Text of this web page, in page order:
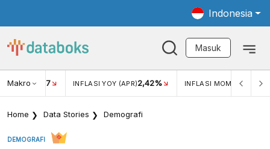
Indonesia
Masuk
Makro
USD/IDR 17 INFLASI YOY (APR)2,42% INFLASI MOM (MAR)
Home Data Stories Demografi
DEMOGRAFI